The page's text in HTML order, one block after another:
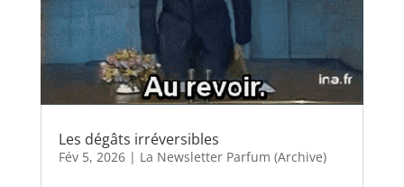
Les dégâts irréversibles
Fév 5, 2026| La Newsletter Parfum (Archive)